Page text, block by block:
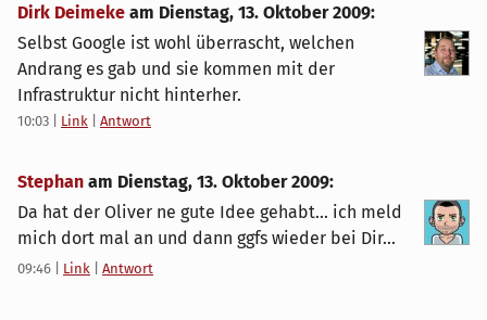
Dirk Deimeke am Dienstag, 13. Oktober 2009:
Selbst Google ist wohl überrascht, welchen
Andrang es gab und sie kommen mit der
Infrastruktur nicht hinterher.
10:03 Link Antwort
Stephan am Dienstag, 13. Oktober 2009:
Da hat der Oliver ne gute Idee gehabt... ich meld
mich dort mal an und dann ggfs wieder bei Dir...
09:46 Link Antwort